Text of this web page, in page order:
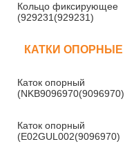
Кольцо фиксирующее
(929231(929231)
КАТКИ ОПОРНЫЕ
Каток опорный
(NKB9096970(9096970)
Каток опорный
(E02GUL002(9096970)